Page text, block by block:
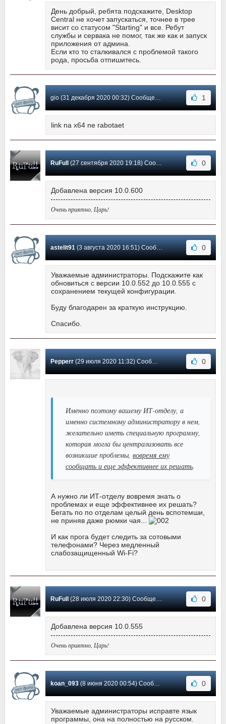
День добрый, ребята подскажите, Desktop
Central не хочет запускаться, точнее в трее
висит со статусом "Starting" и все. Ребут
службы и сервака не помог, так же как и запуск
приложения от админа.
Если кто то сталкивался с проблемой такого
рода, просьба отпишитесь.
gio (31 декабря 2020 00:32) Сообщение #17 1
link na x64 ne rabotaet
RuFull (27 сентября 2020 19:18) Сообщение #16 0
Добавлена версия 10.0.600
Очень приятно, Царь!
astelit91(3 августа 2020 16:51) Сообщение #15 0
Уважаемые администраторы. Подскажите как
обновиться с версии 10.0.552 до 10.0.555 с
сохранением текущей конфигурации.
Буду благодарен за краткую инструкцию.
Спасибо.
Pepperr(29 июля 2020 11:32) Сообщение #14 0
Именно поэтому вашему ИТ-отделу, а
именно системному администратору в нем,
желательно иметь специальную программу,
которая могла бы централизовать все
возникшие проблемы, вовремя ему
сообщать и еще эффективнее их решать.
А нужно ли ИТ-отделу вовремя знать о
проблемах и еще эффективнее их решать?
Бегать по по отделам целый день вспотемши,
не приняв даже рюмки чая...
И как прога будет следить за сотовыми
телефонами? Через медленный
слабозащищенный Wi-Fi?
RuFull (28 июля 2020 22:30) Сообщение #13 0
Добавлена версия 10.0.555
Очень приятно, Царь!
koan_093(8 июня 2020 00:54) Сообщение #12 0
Уважаемые администраторы исправте язык
программы, она на полностью на русском.